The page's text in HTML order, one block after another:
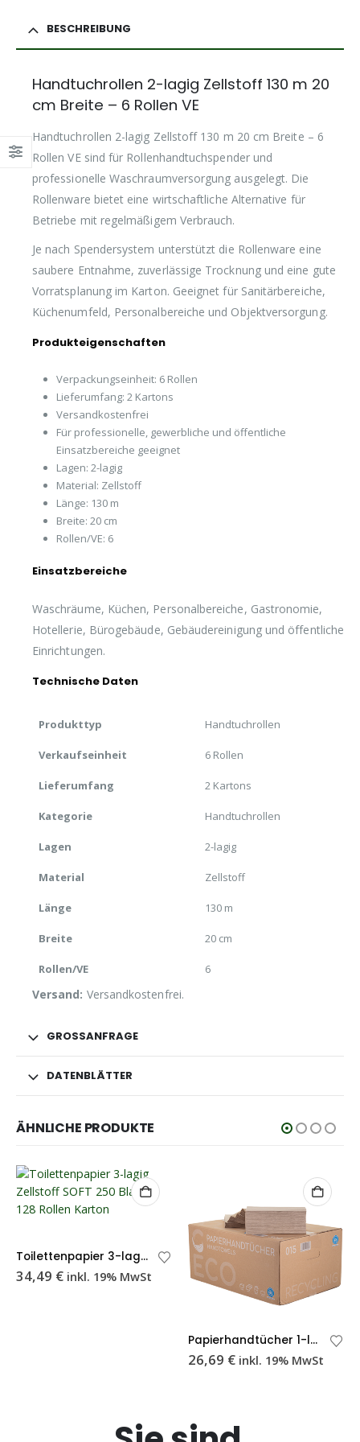
BESCHREIBUNG
Handtuchrollen 2-lagig Zellstoff 130 m 20
cm Breite – 6 Rollen VE
Handtuchrollen 2-lagig Zellstoff 130 m 20 cm Breite – 6
Rollen VE sind für Rollenhandtuchspender und
professionelle Waschraumversorgung ausgelegt. Die
Rollenware bietet eine wirtschaftliche Alternative für
Betriebe mit regelmäßigem Verbrauch.
Je nach Spendersystem unterstützt die Rollenware eine
saubere Entnahme, zuverlässige Trocknung und eine gute
Vorratsplanung im Karton. Geeignet für Sanitärbereiche,
Küchenumfeld, Personalbereiche und Objektversorgung.
Produkteigenschaften
Verpackungseinheit: 6 Rollen
Lieferumfang: 2 Kartons
Versandkostenfrei
Für professionelle, gewerbliche und öffentliche
Einsatzbereiche geeignet
Lagen: 2-lagig
Material: Zellstoff
Länge: 130 m
Breite: 20 cm
Rollen/VE: 6
Einsatzbereiche
Waschräume, Küchen, Personalbereiche, Gastronomie,
Hotellerie, Bürogebäude, Gebäudereinigung und öffentliche
Einrichtungen.
Technische Daten
Produkttyp Handtuchrollen
Verkaufseinheit 6 Rollen
Lieferumfang 2 Kartons
Kategorie Handtuchrollen
Lagen 2-lagig
Material Zellstoff
Länge 130 m
Breite 20 cm
Rollen/VE 6
Versand: Versandkostenfrei.
GROSSANFRAGE
DATENBLÄTTER
ÄHNLICHE PRODUKTE
Toilettenpapier 3-lagig Zellstoff SOFT 250 Blatt – 128 Rollen Karton
34,49 € inkl. 19% MwSt
Papierhandtücher 1-lagig grau ECO Z-Falzung 25×23 cm 36 g/m² – Karton
26,69 € inkl. 19% MwSt